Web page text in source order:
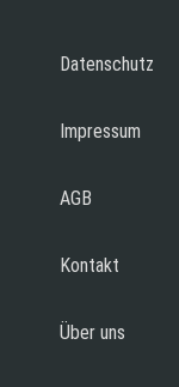
Datenschutz
Impressum
AGB
Kontakt
Über uns